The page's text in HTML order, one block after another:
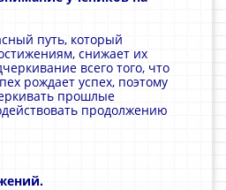
путь, который
снижает их
всего того, что
рождает успех, поэтому
прошлые
продолжению